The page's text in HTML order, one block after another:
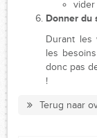
vider
Donner du
Durant les
les
donc pas
!
Terug naar